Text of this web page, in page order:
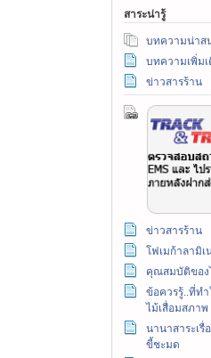
สาระน่ารู้
บทความน่าส
บทความเพิ่มเ
ข่าวสารร้าน
ข่าวสารร้าน
โฟเมก้าลามิเ
คุณสมบัติของ
ข้อควรรู้..ที่ทำ
ไม้เสื่อมสภาพ
นานาสาระเรื่
ขี้ชะมด